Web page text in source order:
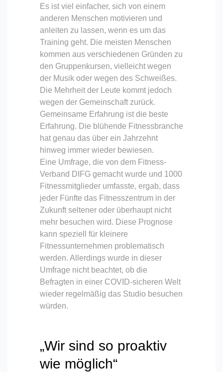
Es ist viel einfacher, sich von einem
anderen Menschen motivieren und
anleiten zu lassen, wenn es um das
Training geht. Die meisten Menschen
kommen aus verschiedenen Gründen zu
den Gruppenkursen, vielleicht wegen
der Musik oder wegen des Schweißes.
Die Mehrheit der Leute kommt jedoch
wegen der Gemeinschaft zurück.
Gemeinsame Erfahrung ist die beste
Erfahrung. Die blühende Fitnessbranche
hat genau das über ein Jahrzehnt
hinweg immer wieder bewiesen.
Eine Umfrage, die von dem Fitness-
Verband DIFG gemacht wurde und 1000
Fitnessmitglieder umfasste, ergab, dass
jeder Fünfte das Fitnesszentrum in der
Zukunft seltener oder überhaupt nicht
mehr besuchen wird. Diese Prognose
kann speziell für kleinere
Fitnessunternehmen problematisch
werden. Allerdings wurde in dieser
Umfrage nicht beachtet, ob die
Befragten in einer COVID-sicheren Welt
wieder regelmäßig das Studio besuchen
würden.
„Wir sind so proaktiv
wie möglich“